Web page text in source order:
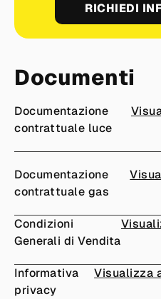
RICHIEDI
Documenti
Documentazione
contrattuale luce
Documentazione
contrattuale gas
Condizioni
Generali di Vendita
Informativa
privacy
Visualizza